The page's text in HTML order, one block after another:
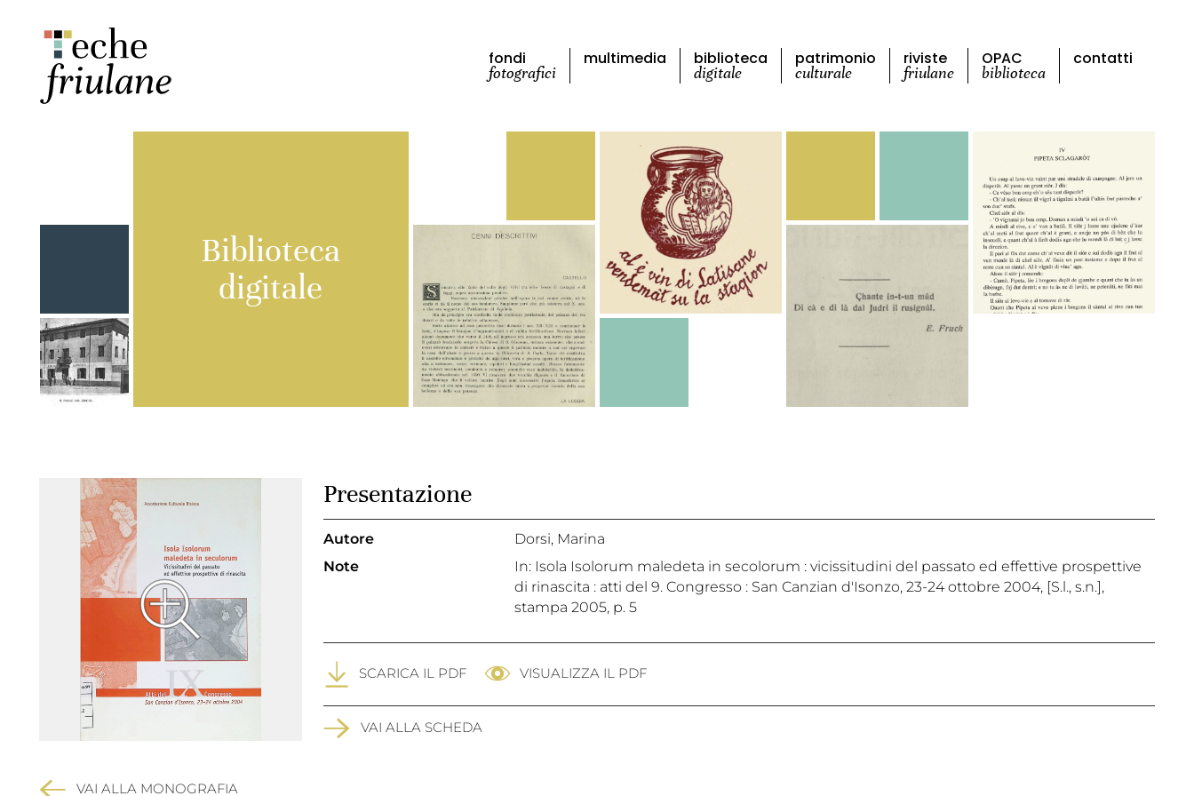
fondi
fotografici
multimedia biblioteca
digitale
patrimonio
culturale
riviste
friulane
OPAC
biblioteca
contatti
Biblioteca
digitale
VAI ALLA MONOGRAFIA
Presentazione
Autore
Dorsi, Marina
Note
In: Isola Isolorum maledeta in secolorum : vicissitudini del passato ed effettive prospettive
di rinascita : atti del 9. Congresso : San Canzian d'Isonzo, 23-24 ottobre 2004, [S.l., s.n.],
stampa 2005, p. 5
SCARICA IL PDF VISUALIZZA IL PDF
VAI ALLA SCHEDA